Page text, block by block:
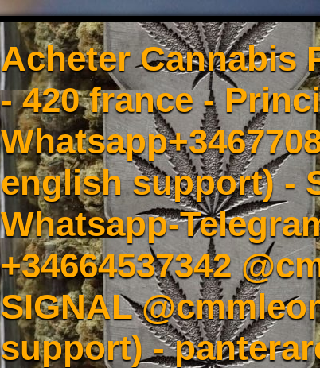
Acheter Cannabis
- 420 france -
english support) -
Whatsapp-
+34664537342
SIGNAL
support) -